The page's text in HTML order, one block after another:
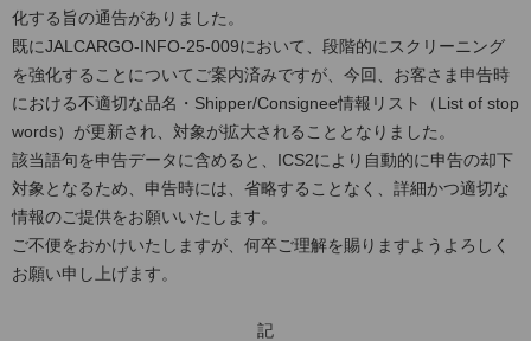
化する旨の通告がありました。
既にJALCARGO-INFO-25-009において、段階的にスクリーニング
を強化することについてご案内済みですが、今回、お客さま申告時
における不適切な品名・Shipper/Consignee情報リスト（List of stop
words）が更新され、対象が拡大されることとなりました。
該当語句を申告データに含めると、ICS2により自動的に申告の却下
対象となるため、申告時には、省略することなく、詳細かつ適切な
情報のご提供をお願いいたします。
ご不便をおかけいたしますが、何卒ご理解を賜りますようよろしく
お願い申し上げます。
記